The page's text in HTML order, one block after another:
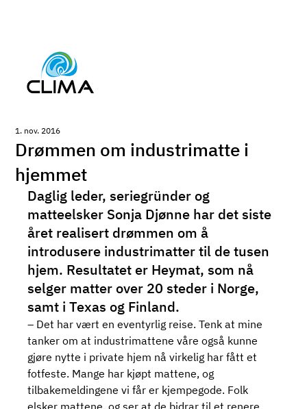
Drømmen om industrimatte i
hjemmet
1. nov. 2016
Daglig leder, seriegründer og
matteelsker Sonja Djønne har det siste
året realisert drømmen om å
introdusere industrimatter til de tusen
hjem. Resultatet er Heymat, som nå
selger matter over 20 steder i Norge,
samt i Texas og Finland.
– Det har vært en eventyrlig reise. Tenk at mine
tanker om at industrimattene våre også kunne
gjøre nytte i private hjem nå virkelig har fått et
fotfeste. Mange har kjøpt mattene, og
tilbakemeldingene vi får er kjempegode. Folk